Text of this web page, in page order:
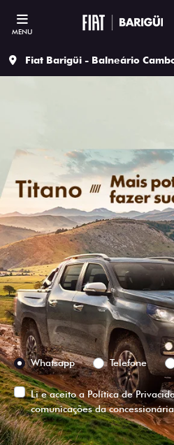
MENU
Fiat Barigüi - Balneário
Versão escolhida
Preferência de contato:
Whatsapp
Telefone
Li e aceito aPolítica de
comunicações da